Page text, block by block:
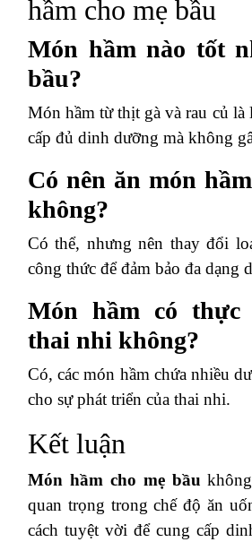
hầm cho mẹ bầu
Món hầm nào tốt
bầu?
Món hầm từ thịt gà và rau củ là
cấp đủ dinh dưỡng mà không
Có nên ăn món
không?
Có thể, nhưng nên thay đổi
công thức để đảm bảo đa dạng
Món hầm có thực
thai nhi không?
Có, các món hầm chứa nhiều
cho sự phát triển của thai nhi.
Kết luận
Món hầm cho mẹ bầu
quan trọng trong chế độ ăn
cách tuyệt vời để cung cấp